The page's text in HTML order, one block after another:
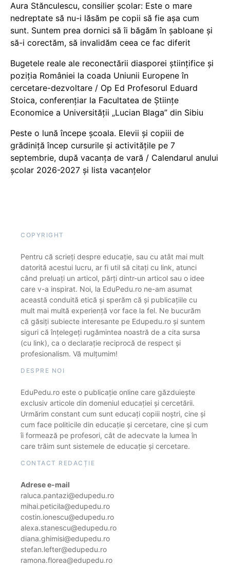
Aura Stănculescu, consilier școlar: Este o mare
nedreptate să nu-i lăsăm pe copii să fie așa cum
sunt. Suntem prea dornici să îi băgăm în șabloane și
să-i corectăm, să invalidăm ceea ce fac diferit
Bugetele reale ale reconectării diasporei științifice și
poziția României la coada Uniunii Europene în
cercetare-dezvoltare / Op Ed Profesorul Eduard
Stoica, conferențiar la Facultatea de Științe
Economice a Universității „Lucian Blaga” din Sibiu
Peste o lună începe școala. Elevii și copiii de
grădiniță încep cursurile și activitățile pe 7
septembrie, după vacanța de vară / Calendarul anului
școlar 2026-2027 și lista vacanțelor
COPYRIGHT
Pentru că scrieți despre educație, sau cu atât mai mult
datorită acestui lucru, ar fi util să citați cu link, atunci
când preluați un articol, părți dintr-un articol sau o idee
care v-a inspirat. Noi, la EduPedu.ro ne-am asumat
această conduită etică și sperăm că și publicațiile cu
mult mai multă experiență vor face la fel. Ne bucurăm
că găsiți subiecte interesante pe Edupedu.ro și suntem
siguri că înțelegeți rugămintea noastră de a cita sursa
(cu link), ca o declarație reciprocă de respect și
profesionalism. Vă mulțumim!
DESPRE NOI
EduPedu.ro este o publicație online care găzduiește
exclusiv articole din domeniul educației și cercetării.
Urmărim constant cum sunt educați copiii noștri, cine și
cum face politicile din educație și cercetare, cine și cum
îi formează pe profesori, cât de adecvate la lumea în
care trăim sunt sistemele de educație și cercetare.
CONTACT REDACȚIE
Adrese e-mail
raluca.pantazi@edupedu.ro
mihai.peticila@edupedu.ro
costin.ionescu@edupedu.ro
alexa.stanescu@edupedu.ro
diana.ghimisi@edupedu.ro
stefan.lefter@edupedu.ro
ramona.florea@edupedu.ro